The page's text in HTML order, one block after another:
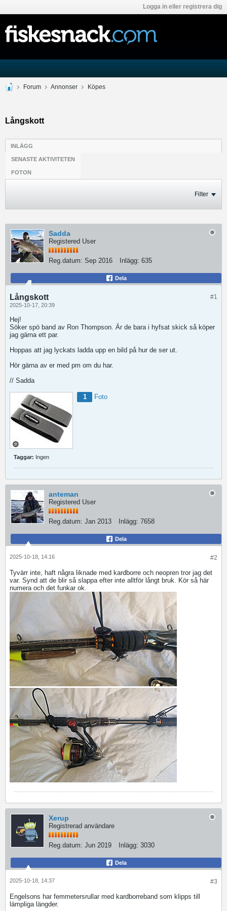
Logga in eller registrera dig
Forum Annonser Köpes
Långskott
INLÄGG
SENASTE AKTIVITETEN
FOTON
Filter
Sadda
Registered User
Reg.datum: Sep 2016 Inlägg: 635
Dela
#1
Långskott
2025-10-17, 20:39
Hej!
Söker spö band av Ron Thompson. Är de bara i hyfsat skick så köper
jag gärna ett par.
Hoppas att jag lyckats ladda upp en bild på hur de ser ut.
Hör gärna av er med pm om du har.
​​​​​​​// Sadda
1 Foto
Taggar: Ingen
anteman
Registered User
Reg.datum: Jan 2013 Inlägg: 7658
Dela
#2
2025-10-18, 14:16
Tyvärr inte, haft några liknade med kardborre och neopren tror jag det
var. Synd att de blir så slappa efter inte alltför långt bruk. Kör så här
numera och det funkar ok.
Xerup
Registrerad användare
Reg.datum: Jun 2019 Inlägg: 3030
Dela
#3
2025-10-18, 14:37
Engelsons har femmetersrullar med kardborreband som klipps till
lämpliga längder.